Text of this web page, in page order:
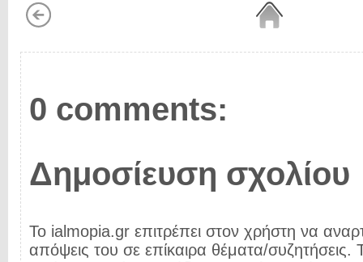
0 comments:
Δημοσίευση σχολίου
Το ialmopia.gr επιτρέπει στον χρήστη να
απόψεις του σε επίκαιρα θέματα/συζητήσεις.